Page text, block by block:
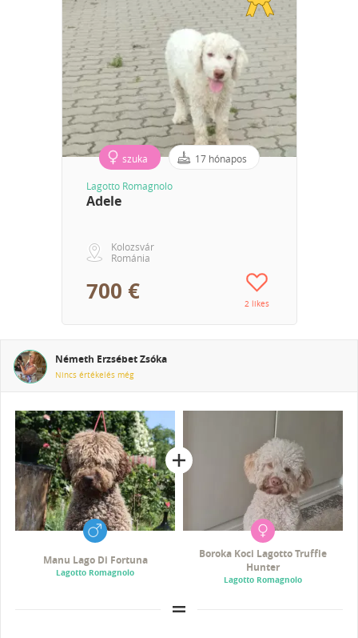
szuka 17 hónapos
Lagotto Romagnolo
Adele
Kolozsvár
Románia
700 € 2 likes
Németh Erzsébet Zsóka
Nincs értékelés még
Manu Lago Di Fortuna
Lagotto Romagnolo
Boroka Koci Lagotto Truffle
Hunter
Lagotto Romagnolo